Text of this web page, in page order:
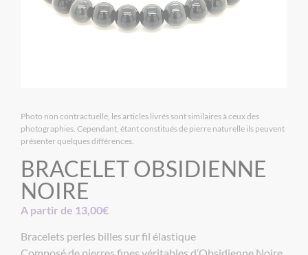
Photo non contractuelle, les articles livrés sont similaires à ceux des
photographies. Cependant, étant constitués de pierre naturelle ils peuvent
présenter quelques différences.
BRACELET OBSIDIENNE
NOIRE
A partir de 13,00€
Bracelets perles billes sur fil élastique